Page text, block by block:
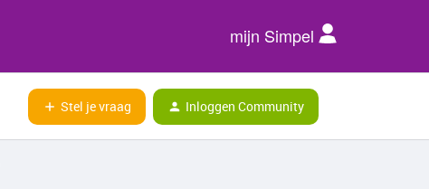
mijn Simpel
Stel je vraag Inloggen Community